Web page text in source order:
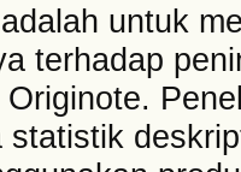
untuk
terhadap